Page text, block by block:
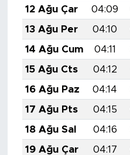
12 Ağu Çar
04:09
13 Ağu Per
04:10
14 Ağu Cum
04:11
15 Ağu Cts
04:12
16 Ağu Paz
04:14
17 Ağu Pts
04:15
18 Ağu Sal
04:16
19 Ağu Çar
04:17